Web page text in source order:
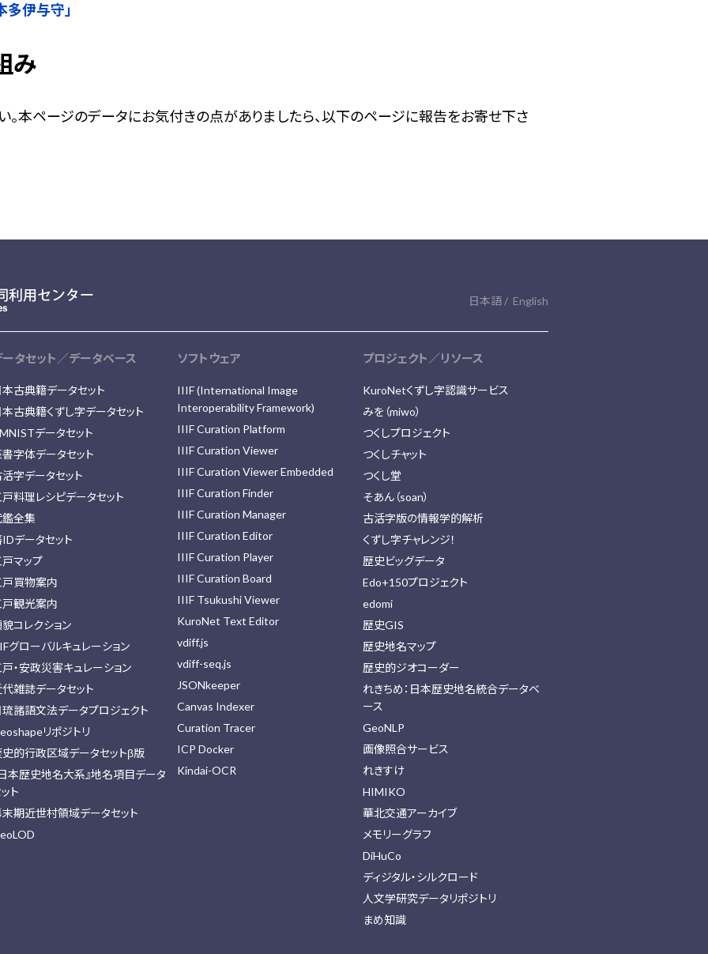
伊与守」
み
本ページのデータにお気付きの点がありましたら、以下のページに報告をお寄せ下さ
日本語 English
ータセット／データベース
古典籍データセット
古典籍くずし字データセット
データセット
字体データセット
字データセット
料理レシピデータセット
鑑全集
データセット
マップ
戸買物案内
戸観光案内
コレクション
グローバルキュレーション
・安政災害キュレーション
雑誌データセット
諸語文法データプロジェクト
リポジトリ
的行政区域データセットβ版
本歴史地名大系』地名項目データ
ト
期近世村領域データセット
ソフトウェア
IIIF (International Image
Interoperability Framework)
IIIF Curation Platform
IIIF Curation Viewer
IIIF Curation Viewer Embedded
IIIF Curation Finder
IIIF Curation Manager
IIIF Curation Editor
IIIF Curation Player
IIIF Curation Board
IIIF Tsukushi Viewer
KuroNet Text Editor
vdiff.js
vdiff-seq.js
JSONkeeper
Canvas Indexer
Curation Tracer
ICP Docker
Kindai-OCR
プロジェクト／リソース
KuroNetくずし字認識サービス
みを（miwo）
つくしプロジェクト
つくしチャット
つくし堂
そあん（soan）
古活字版の情報学的解析
くずし字チャレンジ！
歴史ビッグデータ
Edo+150プロジェクト
edomi
歴史GIS
歴史地名マップ
歴史的ジオコーダー
れきちめ：日本歴史地名統合データベ
ース
GeoNLP
画像照合サービス
れきすけ
HIMIKO
華北交通アーカイブ
メモリーグラフ
DiHuCo
ディジタル・シルクロード
人文学研究データリポジトリ
まめ知識